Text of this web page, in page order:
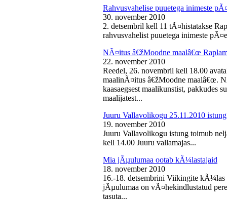
Rahvusvahelise puuetega inimeste
30. november 2010
2. detsembril kell 11 tÃ¤histatakse
rahvusvahelist puuetega inimeste
NÃ¤itus â€žMoodne maalâ€œ
22. november 2010
Reedel, 26. novembril kell 18.00
maalinÃ¤itus â€žMoodne maalâ€œ.
kaasaegsest maalikunstist, pakkudes
maalijatest...
Juuru Vallavolikogu 25.11.2010 istung
19. november 2010
Juuru Vallavolikogu istung toimub
kell 14.00 Juuru vallamajas...
Mia jÃµulumaa ootab kÃ¼lastajaid
18. november 2010
16.-18. detsembrini Viikingite
jÃµulumaa on vÃ¤hekindlustatud
tasuta...